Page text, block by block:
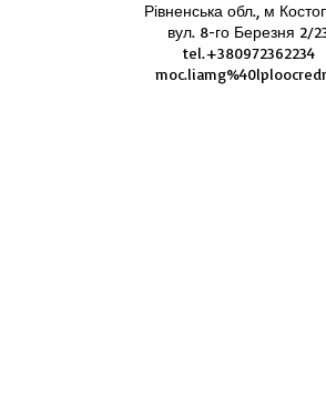
Рівненська обл., м
вул. 8-го Березня 2/
tel.+380972362234